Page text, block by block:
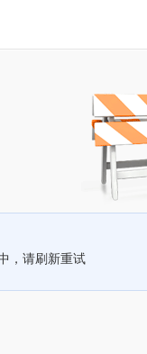
，请刷新重试